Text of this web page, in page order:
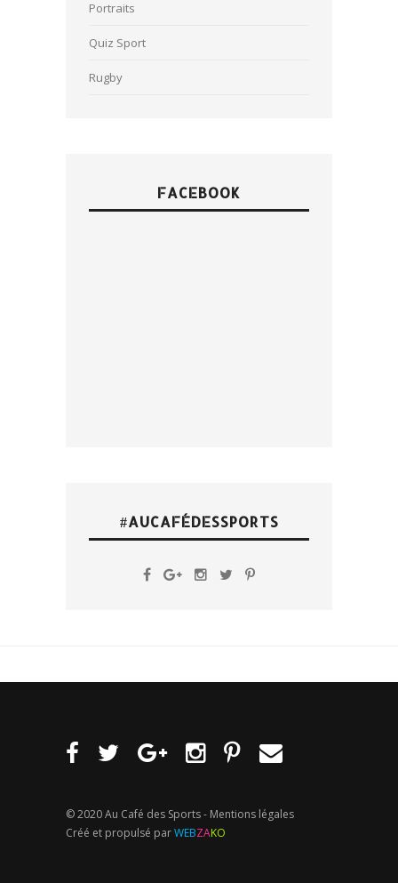
Portraits
Quiz Sport
Rugby
FACEBOOK
#AUCAFÉDESSPORTS
© 2020 Au Café des Sports - Mentions légales
Créé et propulsé parWEBZAKO